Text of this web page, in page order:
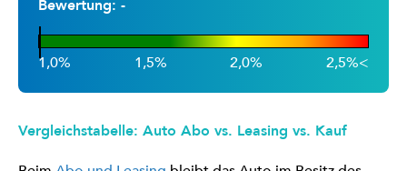
Bewertung: -
1,0% 1,5% 2,0% 2,5%<
Vergleichstabelle: Auto Abo vs. Leasing vs. Kauf